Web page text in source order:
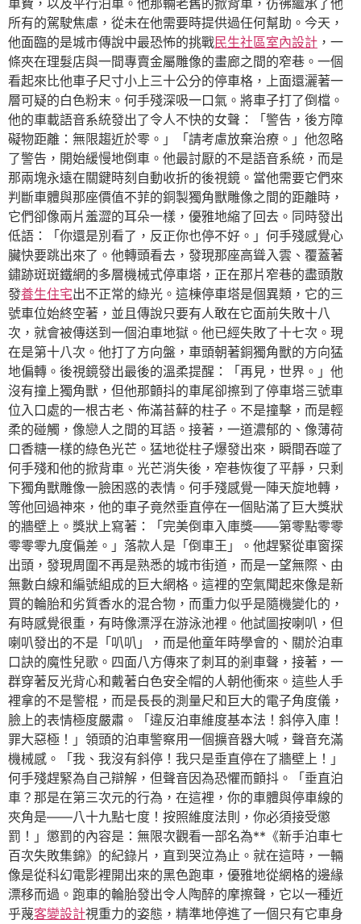
車費，以及平行泊車。他那輛老舊的掀背車，彷彿繼承了他
所有的駕駛焦慮，從未在他需要時提供過任何幫助。今天，
他面臨的是城市傳說中最恐怖的挑戰民生社區室內設計 ，一
條夾在理髮店與一間專賣金屬雕像的畫廊之間的窄巷。一個
看起來比他車子尺寸小上三十公分的停車格，上面還灑著一
層可疑的白色粉末。何手殘深吸一口氣。將車子打了倒檔。
他的車載語音系統發出了令人不快的女聲：「警告，後方障
礙物距離：無限趨近於零。」「請考慮放棄治療。」他忽略
了警告，開始緩慢地倒車。他最討厭的不是語音系統，而是
那兩塊永遠在關鍵時刻自動收折的後視鏡。當他需要它們來
判斷車體與那座價值不菲的銅製獨角獸雕像之間的距離時，
它們卻像兩片羞澀的耳朵一樣，優雅地縮了回去。同時發出
低語：「你還是別看了，反正你也停不好。」何手殘感覺心
臟快要跳出來了。他轉頭看去，發現那座高聳入雲、覆蓋著
鏽跡斑斑鐵網的多層機械式停車塔，正在那片窄巷的盡頭散
發養生住宅出不正常的綠光。這棟停車塔是個異類，它的三
號車位始終空著，並且傳說只要有人敢在它面前失敗十八
次，就會被傳送到一個泊車地獄。他已經失敗了十七次。現
在是第十八次。他打了方向盤，車頭朝著銅獨角獸的方向猛
地偏轉。後視鏡發出最後的溫柔提醒：「再見，世界。」他
沒有撞上獨角獸，但他那顫抖的車尾卻擦到了停車塔三號車
位入口處的一根古老、佈滿苔蘚的柱子。不是撞擊，而是輕
柔的碰觸，像戀人之間的耳語。接著，一道濃郁的、像薄荷
口香糖一樣的綠色光芒。猛地從柱子爆發出來，瞬間吞噬了
何手殘和他的掀背車。光芒消失後，窄巷恢復了平靜，只剩
下獨角獸雕像一臉困惑的表情。何手殘感覺一陣天旋地轉，
等他回過神來，他的車子竟然垂直停在一個貼滿了巨大獎狀
的牆壁上。獎狀上寫著：「完美倒車入庫獎——第零點零零
零零零九度偏差。」落款人是「倒車王」。他趕緊從車窗探
出頭，發現周圍不再是熟悉的城市街道，而是一望無際、由
無數白線和編號組成的巨大網格。這裡的空氣聞起來像是新
買的輪胎和劣質香水的混合物，而重力似乎是隨機變化的，
有時感覺很重，有時像漂浮在游泳池裡。他試圖按喇叭，但
喇叭發出的不是「叭叭」，而是他童年時學會的、關於泊車
口訣的魔性兒歌。四面八方傳來了刺耳的剎車聲，接著，一
群穿著反光背心和戴著白色安全帽的人朝他衝來。這些人手
裡拿的不是警棍，而是長長的測量尺和巨大的電子角度儀，
臉上的表情極度嚴肅。「違反泊車維度基本法！斜停入庫！
罪大惡極！」領頭的泊車警察用一個擴音器大喊，聲音充滿
機械感。「我、我沒有斜停！我只是垂直停在了牆壁上！」
何手殘趕緊為自己辯解，但聲音因為恐懼而顫抖。「垂直泊
車？那是在第三次元的行為，在這裡，你的車體與停車線的
夾角是——八十九點七度！按照維度法則，你必須接受懲
罰！」懲罰的內容是：無限次觀看一部名為**《新手泊車七
百次失敗集錦》的紀錄片，直到哭泣為止。就在這時，一輛
像是從科幻電影裡開出來的黑色跑車，優雅地從網格的邊緣
漂移而過。跑車的輪胎發出令人陶醉的摩擦聲，它以一種近
乎蔑客變設計視重力的姿態，精準地停進了一個只有它車身